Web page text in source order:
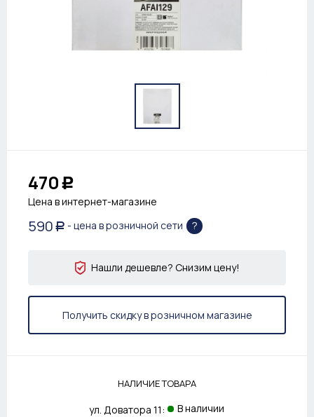
470 Р
Цена в интернет-магазине
590 Р - цена в розничной сети ?
Нашли дешевле? Снизим цену!
Получить скидку в розничном магазине
НАЛИЧИЕ ТОВАРА
ул. Доватора 11: В наличии